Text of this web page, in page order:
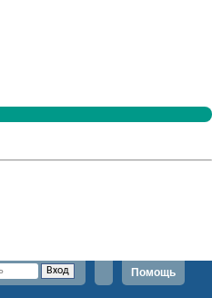
Помощь